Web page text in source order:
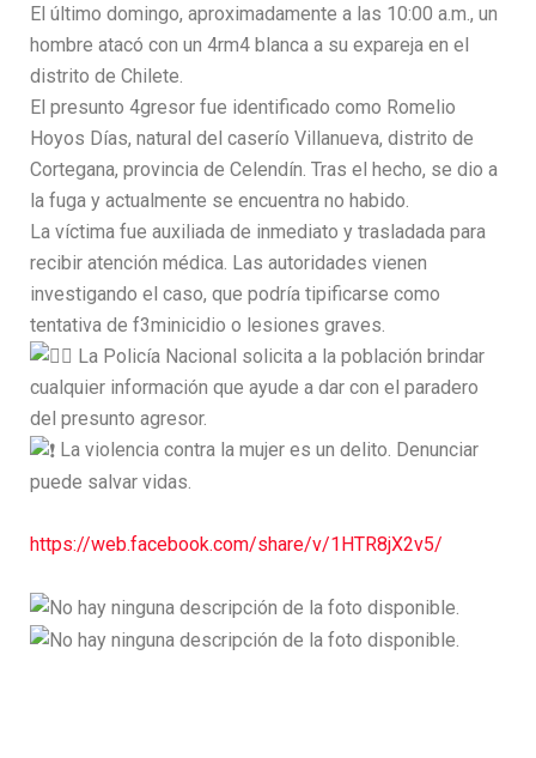
El último domingo, aproximadamente a las 10:00 a.m., un
hombre atacó con un 4rm4 blanca a su expareja en el
distrito de Chilete.
El presunto 4gresor fue identificado como Romelio
Hoyos Días, natural del caserío Villanueva, distrito de
Cortegana, provincia de Celendín. Tras el hecho, se dio a
la fuga y actualmente se encuentra no habido.
La víctima fue auxiliada de inmediato y trasladada para
recibir atención médica. Las autoridades vienen
investigando el caso, que podría tipificarse como
tentativa de f3minicidio o lesiones graves.
La Policía Nacional solicita a la población brindar
cualquier información que ayude a dar con el paradero
del presunto agresor.
La violencia contra la mujer es un delito. Denunciar
puede salvar vidas.
https://web.facebook.com/share/v/1HTR8jX2v5/